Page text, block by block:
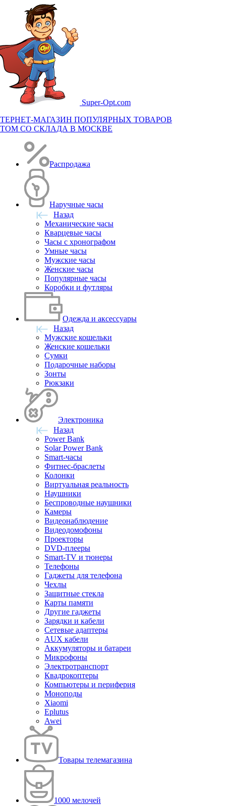
Super-Opt.com
МАГАЗИН ПОПУЛЯРНЫХ ТОВАРОВ
СО СКЛАДА В МОСКВЕ
Распродажа
Наручные часы
Назад
Механические часы
Кварцевые часы
Часы с хронографом
Умные часы
Мужские часы
Женские часы
Популярные часы
Коробки и футляры
Одежда и аксессуары
Назад
Мужские кошельки
Женские кошельки
Сумки
Подарочные наборы
Зонты
Рюкзаки
Электроника
Назад
Power Bank
Solar Power Bank
Smart-часы
Фитнес-браслеты
Колонки
Виртуальная реальность
Наушники
Беспроводные наушники
Камеры
Видеонаблюдение
Видеодомофоны
Проекторы
DVD-плееры
Smart-TV и тюнеры
Телефоны
Гаджеты для телефона
Чехлы
Защитные стекла
Карты памяти
Другие гаджеты
Зарядки и кабели
Сетевые адаптеры
AUX кабели
Аккумуляторы и батареи
Микрофоны
Электротранспорт
Квадрокоптеры
Компьютеры и периферия
Моноподы
Xiaomi
Eplutus
Awei
Товары телемагазина
1000 мелочей